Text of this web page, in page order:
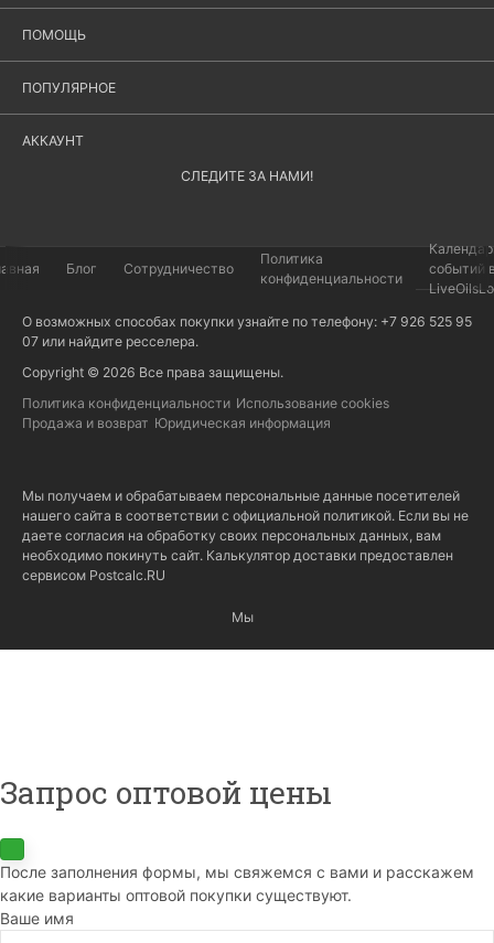
ПОМОЩЬ
ПОПУЛЯРНОЕ
АККАУНТ
СЛЕДИТЕ ЗА НАМИ!
Блог Сотрудничество
Политика
конфиденциальности
событий
О возможных способах покупки узнайте по телефону: +7 926 525 95
07 или найдите ресселера.
Copyright © 2026 Все права защищены.
Политика конфиденциальности Использование cookies
Продажа и возврат Юридическая информация
Мы получаем и обрабатываем персональные данные посетителей
нашего сайта в соответствии с официальной политикой. Если вы не
даете согласия на обработку своих персональных данных, вам
необходимо покинуть сайт. Калькулятор доставки предоставлен
сервисом Postcalc.RU
Мы
Запрос оптовой цены
После заполнения формы, мы свяжемся с вами и расскажем
какие варианты оптовой покупки существуют.
Ваше имя